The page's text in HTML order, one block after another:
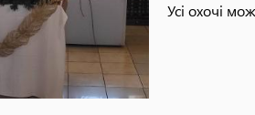
Усі охочі